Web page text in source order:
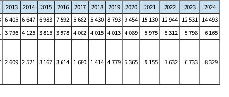
2013 2014 2015 2016 2017 2018 2019 2020 2021 2022 2023
2024
6 405 6 647 6 983 7 592 5 682 5 430 8 793 9 454 15 130 12 944 12 531 14 493
3 796 4 125 3 815 3 978 4 002 4 015 4 013 4 089 5 975 5 312 5 798
6 165
2 609 2 521 3 167 3 614 1 680 1 414 4 779 5 365 9 155 7 632 6 733 8 329